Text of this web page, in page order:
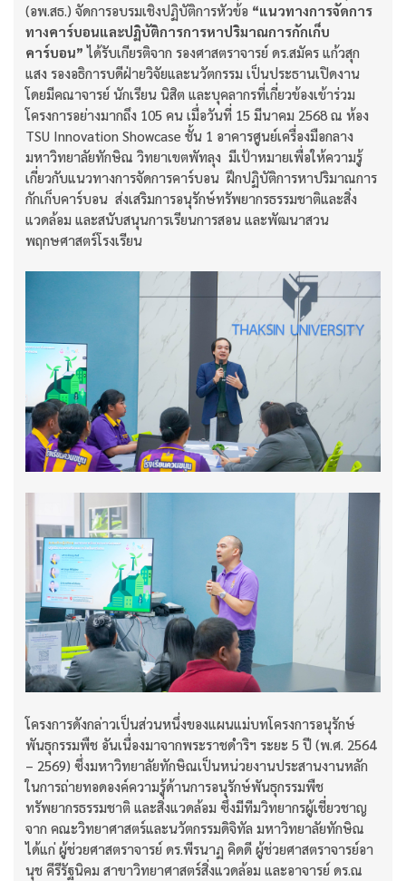
(อพ.สธ.) จัดการอบรมเชิงปฏิบัติการหัวข้อ “แนวทางการจัดการ
ทางคาร์บอนและปฏิบัติการการหาปริมาณการกักเก็บ
คาร์บอน”ได้รับเกียรติจาก รองศาสตราจารย์ ดร.สมัคร แก้วสุก
แสง รองอธิการบดีฝ่ายวิจัยและนวัตกรรม เป็นประธานเปิดงาน
โดยมีคณาจารย์ นักเรียน นิสิต และบุคลากรที่เกี่ยวข้องเข้าร่วม
โครงการอย่างมากถึง 105 คน เมื่อวันที่ 15 มีนาคม 2568 ณ ห้อง
TSU Innovation Showcase ชั้น 1 อาคารศูนย์เครื่องมือกลาง
มหาวิทยาลัยทักษิณ วิทยาเขตพัทลุง มีเป้าหมายเพื่อให้ความรู้
เกี่ยวกับแนวทางการจัดการคาร์บอน ฝึกปฏิบัติการหาปริมาณการ
กักเก็บคาร์บอน ส่งเสริมการอนุรักษ์ทรัพยากรธรรมชาติและสิ่ง
แวดล้อม และสนับสนุนการเรียนการสอน และพัฒนาสวน
พฤกษศาสตร์โรงเรียน
โครงการดังกล่าวเป็นส่วนหนึ่งของแผนแม่บทโครงการอนุรักษ์
พันธุกรรมพืช อันเนื่องมาจากพระราชดำริฯ ระยะ 5 ปี (พ.ศ. 2564
– 2569) ซึ่งมหาวิทยาลัยทักษิณเป็นหน่วยงานประสานงานหลัก
ในการถ่ายทอดองค์ความรู้ด้านการอนุรักษ์พันธุกรรมพืช
ทรัพยากรธรรมชาติ และสิ่งแวดล้อม ซึ่งมีทีมวิทยากรผู้เชี่ยวชาญ
จาก คณะวิทยาศาสตร์และนวัตกรรมดิจิทัล มหาวิทยาลัยทักษิณ
ได้แก่ ผู้ช่วยศาสตราจารย์ ดร.พีรนาฏ คิดดี ผู้ช่วยศาสตราจารย์อา
นุช คีรีรัฐนิคม สาขาวิทยาศาสตร์สิ่งแวดล้อม และอาจารย์ ดร.ณ